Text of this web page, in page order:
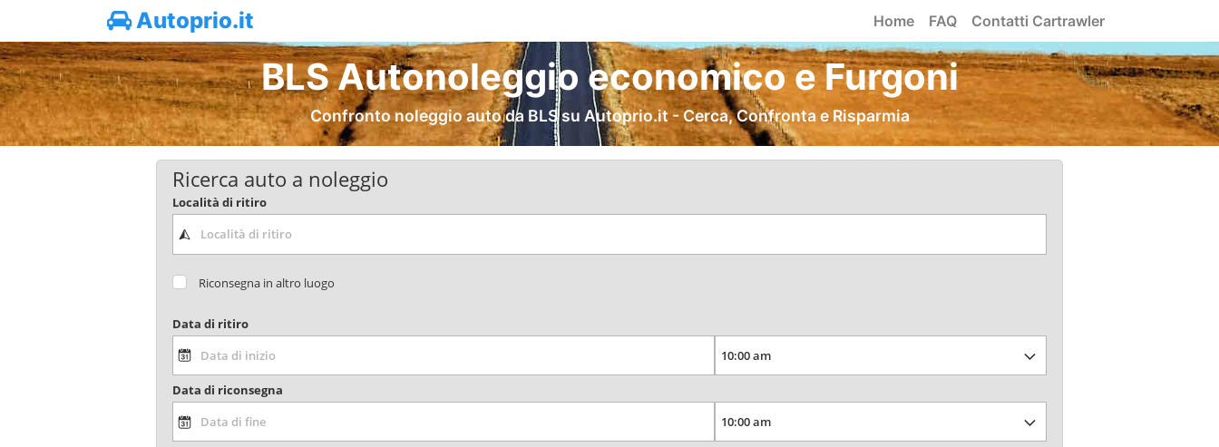
Autoprio.it Home FAQ Contatti Cartrawler
BLS Autonoleggio economico e Furgoni
Confronto noleggio auto da BLS su Autoprio.it - Cerca, Confronta e Risparmia
Ricerca auto a noleggio
Località di ritiro
Riconsegna in altro luogo
Data di ritiro
Data di riconsegna